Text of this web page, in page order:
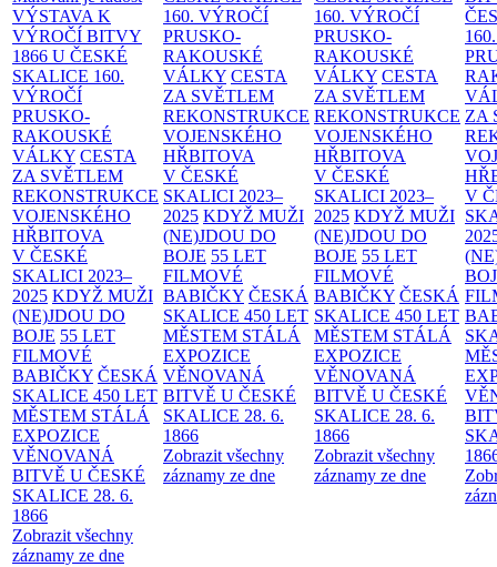
VÝSTAVA K
VÝROČÍ BITVY
1866 U ČESKÉ
SKALICE 160.
VÝROČÍ
PRUSKO-
RAKOUSKÉ
VÁLKY CESTA
ZA SVĚTLEM
REKONSTRUKCE
VOJENSKÉHO
HŘBITOVA
V ČESKÉ
SKALICI 2023–
2025 KDYŽ MUŽI
(NE)JDOU DO
BOJE 55 LET
FILMOVÉ
BABIČKY ČESKÁ
SKALICE 450 LET
MĚSTEM STÁLÁ
EXPOZICE
VĚNOVANÁ
BITVĚ U ČESKÉ
SKALICE 28. 6.
1866
Zobrazit všechny
záznamy ze dne
160. VÝROČÍ
PRUSKO-
RAKOUSKÉ
VÁLKY CESTA
ZA SVĚTLEM
REKONSTRUKCE
VOJENSKÉHO
HŘBITOVA
V ČESKÉ
SKALICI 2023–
2025 KDYŽ MUŽI
(NE)JDOU DO
BOJE 55 LET
FILMOVÉ
BABIČKY ČESKÁ
SKALICE 450 LET
MĚSTEM STÁLÁ
EXPOZICE
VĚNOVANÁ
BITVĚ U ČESKÉ
SKALICE 28. 6.
1866
Zobrazit všechny
záznamy ze dne
160. VÝROČÍ
PRUSKO-
RAKOUSKÉ
VÁLKY CESTA
ZA SVĚTLEM
REKONSTRUKCE
VOJENSKÉHO
HŘBITOVA
V ČESKÉ
SKALICI 2023–
2025 KDYŽ MUŽI
(NE)JDOU DO
BOJE 55 LET
FILMOVÉ
BABIČKY ČESKÁ
SKALICE 450 LET
MĚSTEM STÁLÁ
EXPOZICE
VĚNOVANÁ
BITVĚ U ČESKÉ
SKALICE 28. 6.
1866
Zobrazit všechny
záznamy ze dne
ZA
V